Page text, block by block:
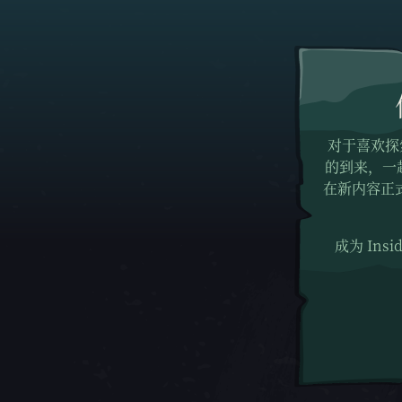
对于喜欢
的到来，
在新内容正
成为